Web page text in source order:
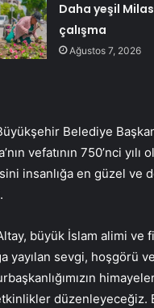
Daha yeşil
çalışma
Ağustos 7, 2026
Belediye
vefatının 750’nci
insanlığa en güzel ve
büyük İslam alimi ve
yayılan sevgi, hoşgörü
düzenleyeceğiz.